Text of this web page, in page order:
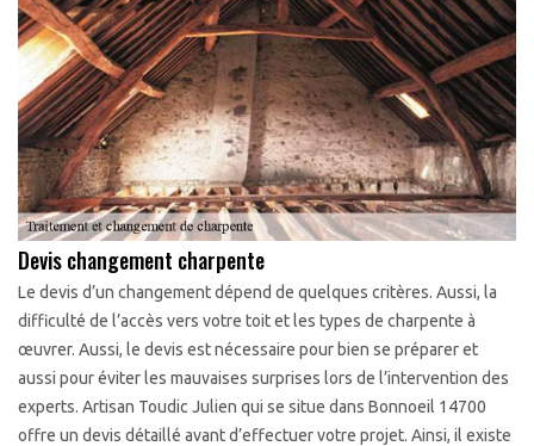
Devis changement charpente
Le devis d’un changement dépend de quelques critères. Aussi, la
difficulté de l’accès vers votre toit et les types de charpente à
œuvrer. Aussi, le devis est nécessaire pour bien se préparer et
aussi pour éviter les mauvaises surprises lors de l’intervention des
experts. Artisan Toudic Julien qui se situe dans Bonnoeil 14700
offre un devis détaillé avant d’effectuer votre projet. Ainsi, il existe